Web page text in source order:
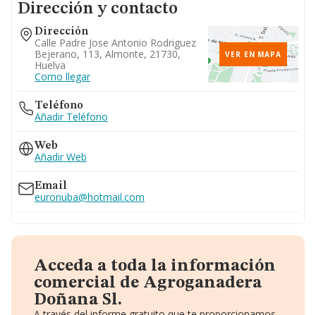
Dirección y contacto
Dirección
Calle Padre Jose Antonio Rodriguez
Bejerano, 113, Almonte, 21730,
Huelva
Como llegar
VER EN MAPA
Teléfono
Añadir Teléfono
Web
Añadir Web
Email
euronuba@hotmail.com
Acceda a toda la información
comercial de Agroganadera
Doñana Sl.